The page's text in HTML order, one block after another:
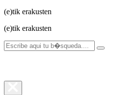
(e)tik erakusten
(e)tik erakusten